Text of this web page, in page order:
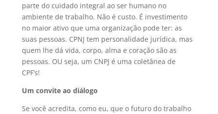
parte do cuidado integral ao ser humano no
ambiente de trabalho. Não é custo. É investimento
no maior ativo que uma organização pode ter: as
suas pessoas. CPNJ tem personalidade jurídica, mas
quem lhe dá vida, corpo, alma e coração são as
pessoas. OU seja, um CNPJ é uma coletânea de
CPF’s!
Um convite ao diálogo
Se você acredita, como eu, que o futuro do trabalho